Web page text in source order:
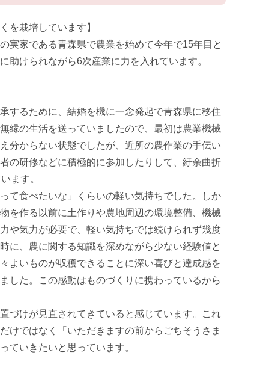
を栽培しています】
実家である青森県で農業を始めて今年で15年目と
助けられながら6次産業に力を入れています。
するために、結婚を機に一念発起で青森県に移住
縁の生活を送っていましたので、最初は農業機械
分からない状態でしたが、近所の農作業の手伝い
の研修などに積極的に参加したりして、紆余曲折
ます。
て食べたいな」くらいの軽い気持ちでした。しか
を作る以前に土作りや農地周辺の環境整備、機械
や気力が必要で、軽い気持ちでは続けられず幾度
に、農に関する知識を深めながら少ない経験値と
よいものが収穫できることに深い喜びと達成感を
した。この感動はものづくりに携わっているから
づけが見直されてきていると感じています。これ
けではなく「いただきますの前からごちそうさま
ていきたいと思っています。